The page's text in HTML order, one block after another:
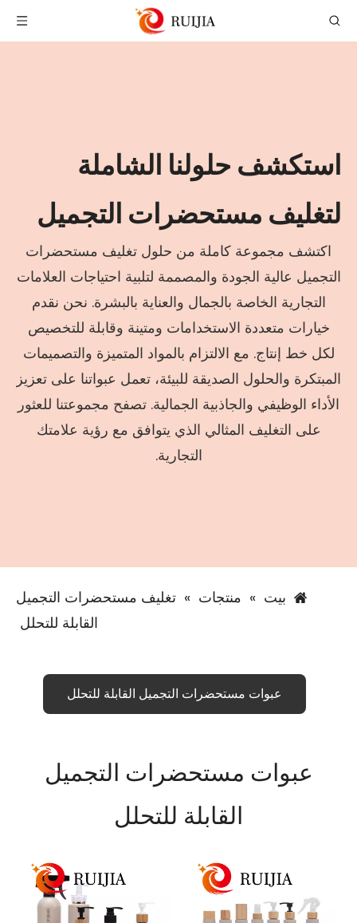
استكشف حلولنا الشاملة
لتغليف مستحضرات التجميل
اكتشف مجموعة كاملة من حلول تغليف مستحضرات
التجميل عالية الجودة والمصممة لتلبية احتياجات العلامات
التجارية الخاصة بالجمال والعناية بالبشرة. نحن نقدم
خيارات متعددة الاستخدامات ومتينة وقابلة للتخصيص
لكل خط إنتاج. مع الالتزام بالمواد المتميزة والتصميمات
المبتكرة والحلول الصديقة للبيئة، تعمل عبواتنا على تعزيز
الأداء الوظيفي والجاذبية الجمالية. تصفح مجموعتنا للعثور
على التغليف المثالي الذي يتوافق مع رؤية علامتك
التجارية.
بيت » منتجات » تغليف مستحضرات التجميل
القابلة للتحلل
عبوات مستحضرات التجميل القابلة للتحلل
عبوات مستحضرات التجميل
القابلة للتحلل